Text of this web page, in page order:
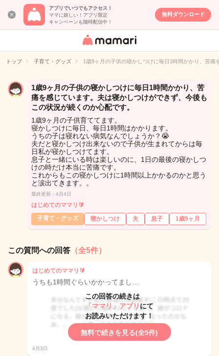
アプリでいつでもアクセス！
ママに嬉しい！アプリ限定
キャンペーンも随時配信中！
無料ダウンロード
女性専用匿名QA
イト
トップ 子育て・グッズ 1歳9ヶ月の子供の寝かしつけに毎日1時間かかり、苦
1歳9ヶ月の子供の寝かしつけに毎日1時間かかり、苦
痛を感じています。夫は寝かしつけができず、今後も
この状況が続くのか心配です。
1歳9ヶ月の子供育ててます。
寝かしつけに毎日、毎日1時間はかかります。
うちの子は寝れない病気なんでしょうか？😭
夫だと寝かしつけ出来ないので子供が生まれてからは毎
日私が寝かしつけてます。
息子と一緒にいる時は楽しいのに、1日の最後の寝かしつ
けの時だけ本当に苦痛です。
これからもこの寝かしつけに1時間以上かかるのかと思う
と涙出てきます。。
最終更新：4月4日
はじめてのママリ🔰
子育て・グッズ
寝かしつけ 夫 息子 1歳9ヶ月
この質問への回答 （全5件）
はじめてのママリ🔰
うちも1時間ぐらいかかってまし…
この回答の続きは
「ママリ」アプリ にて
お読みいただけます！
無料で続きを見る(全5件)
4月3日